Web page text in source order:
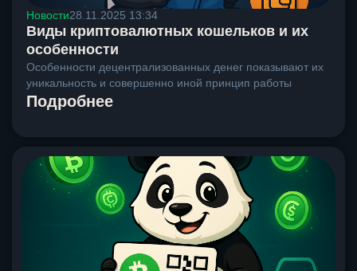
Новости28.11.2025 13:34
Виды криптовалютных кошельков и их
особенности
Особенности децентрализованных денег показывают их
уникальность и совершенно иной принцип работы
Подробнее